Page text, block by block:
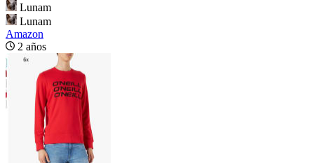
Lunam
Lunam
Amazon
2 años